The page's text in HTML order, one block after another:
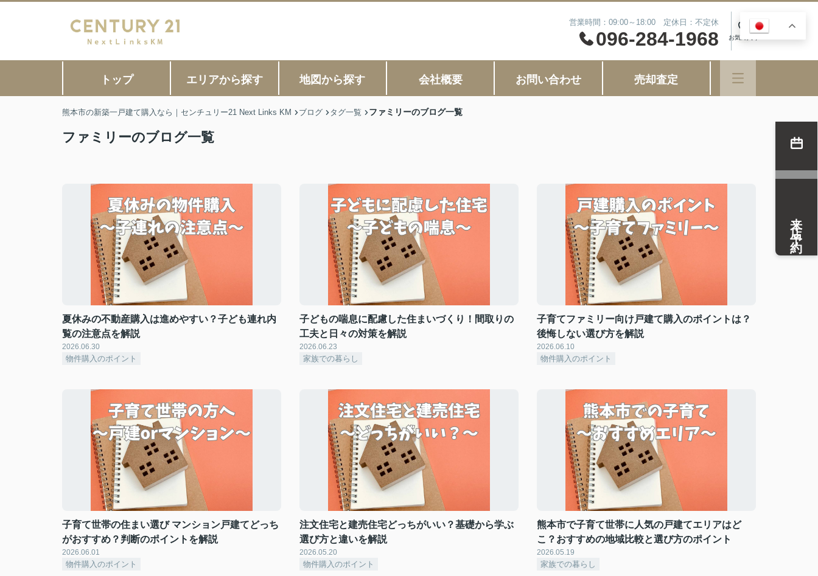
営業時間：09:00～18:00 定休日：不定休
096-284-1968 お気に入り
トップ エリアから探す 地図から探す 会社概要 お問い合わせ 売却査定
熊本市の新築一戸建て購入なら｜センチュリー21 Next Links KM ブログ タグ一覧 ファミリーのブログ一覧
ファミリーのブログ一覧
夏休みの不動産購入は進めやすい？子ども連れ内
覧の注意点を解説
2026.06.30
物件購入のポイント
子どもの喘息に配慮した住まいづくり！間取りの
工夫と日々の対策を解説
2026.06.23
家族での暮らし
子育てファミリー向け戸建て購入のポイントは？
後悔しない選び方を解説
2026.06.10
物件購入のポイント
子育て世帯の住まい選び マンション戸建てどっち
がおすすめ？判断のポイントを解説
2026.06.01
物件購入のポイント
注文住宅と建売住宅どっちがいい？基礎から学ぶ
選び方と違いを解説
2026.05.20
物件購入のポイント
熊本市で子育て世帯に人気の戸建てエリアはど
こ？おすすめの地域比較と選び方のポイント
2026.05.19
家族での暮らし
来店予約